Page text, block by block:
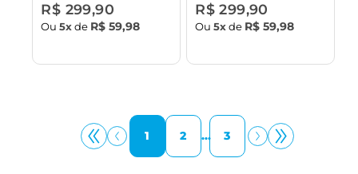
R$ 299,90
Ou5xde R$ 59,98
R$ 299,90
Ou5xde R$ 59,98
1 2 ... 3